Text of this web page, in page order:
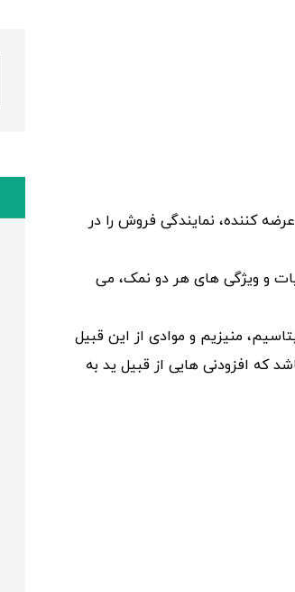
کننده، نمایندگی فروش را در
و ویژگی های هر دو نمک، می
منیزیم و موادی از این قبیل
که افزودنی هایی از قبیل ید به